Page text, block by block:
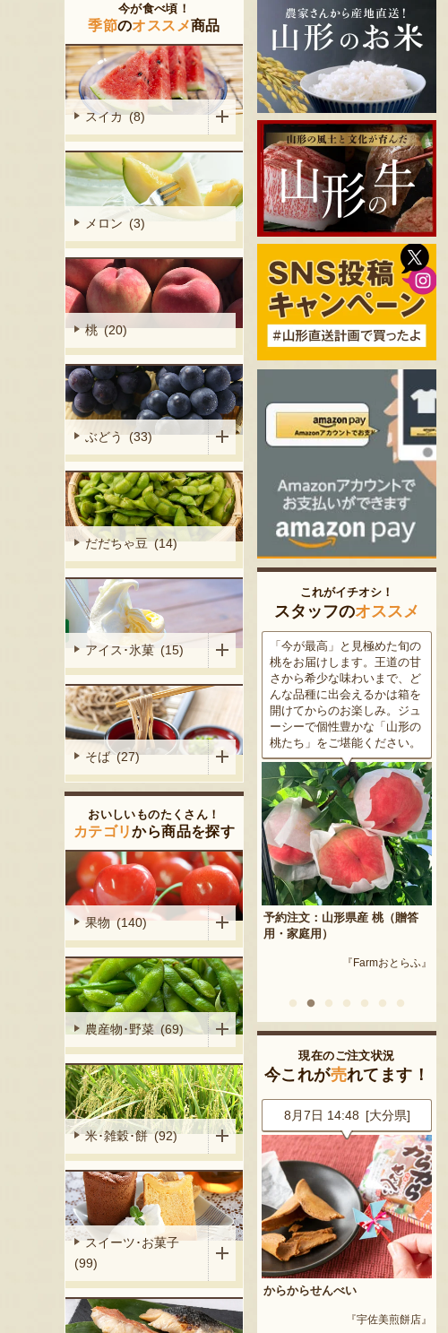
今が食べ頃！
季節のオススメ商品
スイカ (8)
メロン (3)
桃 (20)
ぶどう (33)
だだちゃ豆 (14)
アイス･氷菓 (15)
そば (27)
おいしいものたくさん！
カテゴリから商品を探す
果物 (140)
農産物･野菜 (69)
米･雑穀･餅 (92)
スイーツ･お菓子
(99)
これがイチオシ！
スタッフのオススメ
フデザイン』
「今が最高」と見極めた旬の
桃をお届けします。王道の甘
さから希少な味わいまで、ど
んな品種に出会えるかは箱を
開けてからのお楽しみ。ジュ
ーシーで個性豊かな「山形の
桃たち」をご堪能ください。
予約注文：山形県産 桃（贈答
用・家庭用）
『Farmおとらふ』
米沢牛は、非常に厳しい条件
をクリアした最高級のブラン
ド牛。美しいサシ・きめ細か
な肉質・とろける食感・濃厚
な旨味、すべてが抜群です。
高級感のある黒化粧箱入りの
ため、大切な人への贈り物に
どうぞ！
米沢牛
『肉匠えんどう』
現在のご注文状況
今これが売れてます！
佐美煎餅店』
8月7日 14:48 [大分県]
からからせんべい
『宇佐美煎餅店』
8月7日 13:39 [愛知県]
山形県産 スイカ ブラックジャ